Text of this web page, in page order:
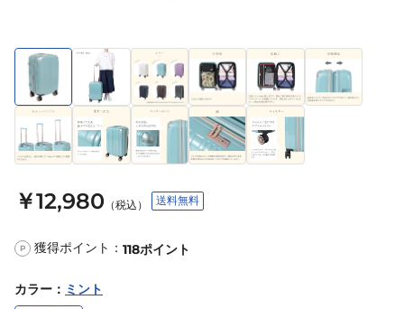
￥12,980 （税込） 送料無料
P 獲得ポイント： 118ポイント
カラー ： ミント